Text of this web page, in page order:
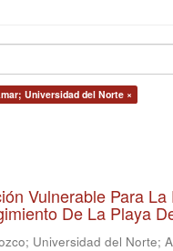
Universidad del Norte ×
Vulnerable Para
De La Playa
Universidad del Norte;